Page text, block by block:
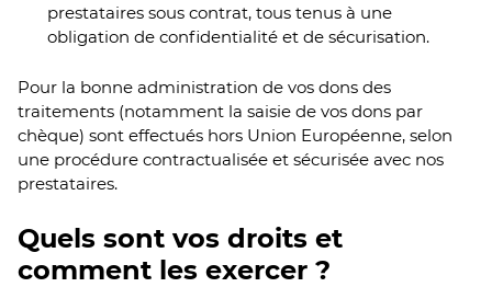
prestataires sous contrat, tous tenus à une
obligation de confidentialité et de sécurisation.
Pour la bonne administration de vos dons des
traitements (notamment la saisie de vos dons par
chèque) sont effectués hors Union Européenne, selon
une procédure contractualisée et sécurisée avec nos
prestataires.
Quels sont vos droits et
comment les exercer ?